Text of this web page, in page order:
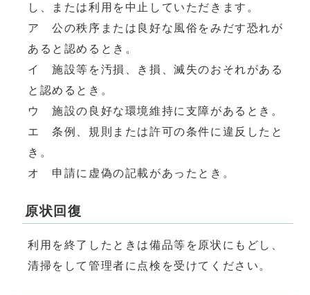
し、または利用を中止していただきます。
ア 公の秩序または良好な風俗をみだす恐れが
あると認めるとき。
イ 施設等を汚損、き損、滅失のおそれがある
と認めるとき。
ウ 施設の良好な環境維持に支障があるとき。
エ 条例、規則または許可の条件に違反したと
き。
オ 申請に虚偽の記載があったとき。
原状回復
利用を終了したときは備品等を原状にもどし、
清掃をして管理者に点検を受けてください。